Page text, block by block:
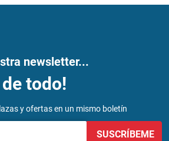
newsletter...
de todo!
y ofertas en un mismo boletín
SUSCRÍBEME